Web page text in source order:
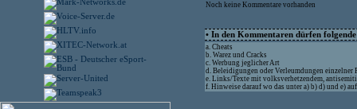
Noch keine Kommentare vorhanden
• In den Kommentaren dürfen
a. Cheats
b. Warez und Cracks
c. Werbung jeglicher Art
d. Beleidigungen oder Verleumdungen einzelner
e. Links/Texte mit volksverhetzendem,
f. Hinweise darauf wo das unter a) b) d) und e)